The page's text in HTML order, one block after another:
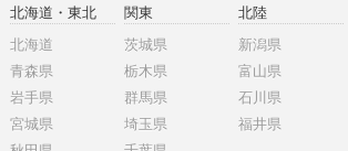
北海道・東北
北海道
青森県
岩手県
宮城県
関東
茨城県
栃木県
群馬県
埼玉県
北陸
新潟県
富山県
石川県
福井県